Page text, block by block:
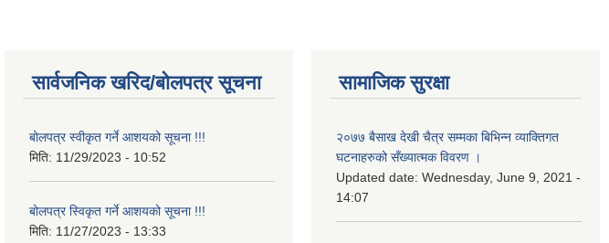
सार्वजनिक खरिद/बोलपत्र सूचना
बोलपत्र स्वीकृत गर्ने आशयको सूचना !!!
मिति: 11/29/2023 - 10:52
बोलपत्र स्विकृत गर्ने आशयको सूचना !!!
मिति: 11/27/2023 - 13:33
सामाजिक सुरक्षा
२०७७ बैसाख देखी चैत्र सम्मका बिभिन्न व्याक्तिगत
घटनाहरुको सँख्यात्मक विवरण ।
Updated date: Wednesday, June 9, 2021 -
14:07